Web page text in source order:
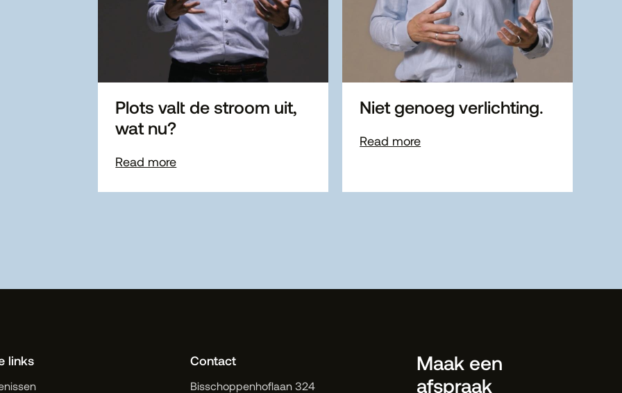
Plots valt de stroom uit,
wat nu?
Read more
Niet genoeg verlichting.
Read more
links Contact
Bisschoppenhoflaan 324
Maak een
afspraak